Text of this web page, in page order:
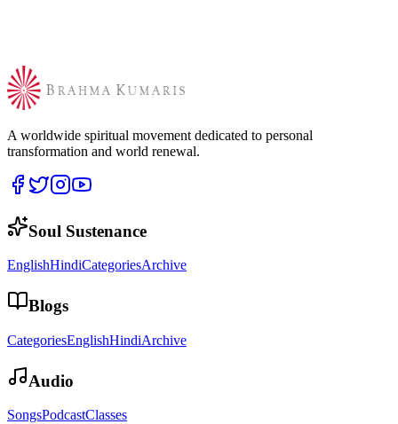
A worldwide spiritual movement dedicated to personal
transformation and world renewal.
Soul Sustenance
EnglishHindiCategoriesArchive
Blogs
CategoriesEnglishHindiArchive
Audio
SongsPodcastClasses